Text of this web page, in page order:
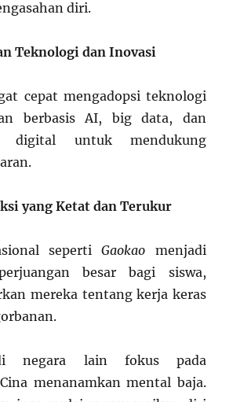
diri.
Teknologi dan Inovasi
cepat mengadopsi teknologi
berbasis AI, big data, dan
digital untuk mendukung
yang Ketat dan Terukur
sepertiGaokao menjadi
besar bagi siswa,
mereka tentang kerja keras
negara lain fokus pada
menanamkan mental baja.